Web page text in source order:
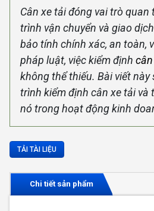
Cân xe tải đóng vai trò
trình vận chuyển và giao
bảo tính chính xác, an toàn,
pháp luật, việc kiểm địnhcân
không thể thiếu. Bài viết này
trình kiểm định cân xe tải và
nó trong hoạt động kinh
TẢI TÀI LIỆU
Chi tiết sản phẩm